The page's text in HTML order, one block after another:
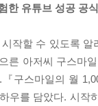
한 유튜브 성공 공
작할 수 있도록
른 아저씨 구스마
구스마일의 월
우를 담았다. 시